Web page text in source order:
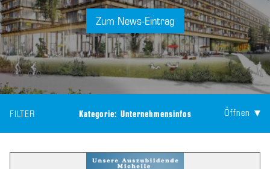
Zum News-Eintrag
FILTER Kategorie: Unternehmensinfos Öffnen